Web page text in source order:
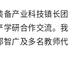
备产业科技镇长团
学研合作交流。我
智广及多名教师代